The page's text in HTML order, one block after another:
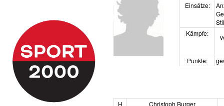
Einsätze:
Kämpfe:
Punkte:
H Christoph Burger